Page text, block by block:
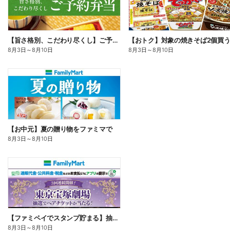
【旨さ格別、こだわり尽くし】ご予約弁当
8月3日 ～8月10日 8月3日 ～8月10日
【お中元】夏の贈り物をファミマで
8月3日 ～8月10日
【ファミペイでスタンプ貯まる】抽選でペアチケットが当たる!
8月3日 ～8月10日